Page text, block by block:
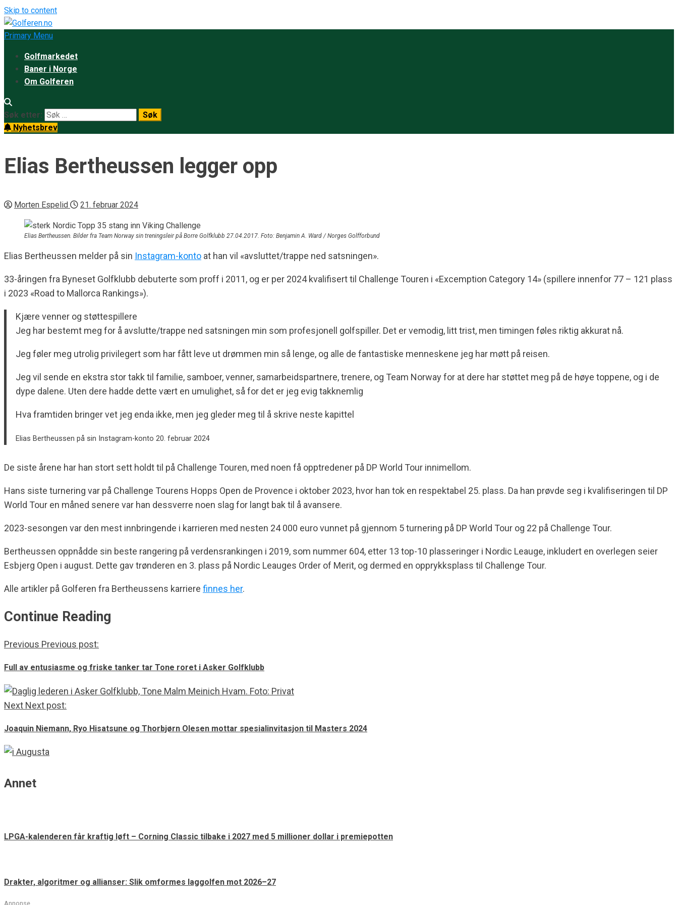
Skip to content
Primary Menu
Golfmarkedet
Baner i Norge
Om Golferen
Søk etter:
Nyhetsbrev
Elias Bertheussen legger opp
Morten Espelid 21. februar 2024
Elias Bertheussen. Bilder fra Team Norway sin treningsleir på Borre Golfklubb 27.04.2017. Foto: Benjamin A. Ward / Norges Golfforbund
Elias Bertheussen melder på sin Instagram-konto at han vil «avsluttet/trappe ned satsningen».
33-åringen fra Byneset Golfklubb debuterte som proff i 2011, og er per 2024 kvalifisert til Challenge Touren i «Excemption Category 14» (spillere innenfor 77 – 121 plass
i 2023 «Road to Mallorca Rankings»).
Kjære venner og støttespillere
Jeg har bestemt meg for å avslutte/trappe ned satsningen min som profesjonell golfspiller. Det er vemodig, litt trist, men timingen føles riktig akkurat nå.
Jeg føler meg utrolig privilegert som har fått leve ut drømmen min så lenge, og alle de fantastiske menneskene jeg har møtt på reisen.
Jeg vil sende en ekstra stor takk til familie, samboer, venner, samarbeidspartnere, trenere, og Team Norway for at dere har støttet meg på de høye toppene, og i de
dype dalene. Uten dere hadde dette vært en umulighet, så for det er jeg evig takknemlig
Hva framtiden bringer vet jeg enda ikke, men jeg gleder meg til å skrive neste kapittel
Elias Bertheussen på sin Instagram-konto 20. februar 2024
De siste årene har han stort sett holdt til på Challenge Touren, med noen få opptredener på DP World Tour innimellom.
Hans siste turnering var på Challenge Tourens Hopps Open de Provence i oktober 2023, hvor han tok en respektabel 25. plass. Da han prøvde seg i kvalifiseringen til DP
World Tour en måned senere var han dessverre noen slag for langt bak til å avansere.
2023-sesongen var den mest innbringende i karrieren med nesten 24 000 euro vunnet på gjennom 5 turnering på DP World Tour og 22 på Challenge Tour.
Bertheussen oppnådde sin beste rangering på verdensrankingen i 2019, som nummer 604, etter 13 top-10 plasseringer i Nordic Leauge, inkludert en overlegen seier
Esbjerg Open i august. Dette gav trønderen en 3. plass på Nordic Leauges Order of Merit, og dermed en opprykksplass til Challenge Tour.
Alle artikler på Golferen fra Bertheussens karriere finnes her.
Continue Reading
Previous Previous post:
Full av entusiasme og friske tanker tar Tone roret i Asker Golfklubb
Next Next post:
Joaquin Niemann, Ryo Hisatsune og Thorbjørn Olesen mottar spesialinvitasjon til Masters 2024
Annet
LPGA-kalenderen får kraftig løft – Corning Classic tilbake i 2027 med 5 millioner dollar i premiepotten
Drakter, algoritmer og allianser: Slik omformes laggolfen mot 2026–27
Annonse